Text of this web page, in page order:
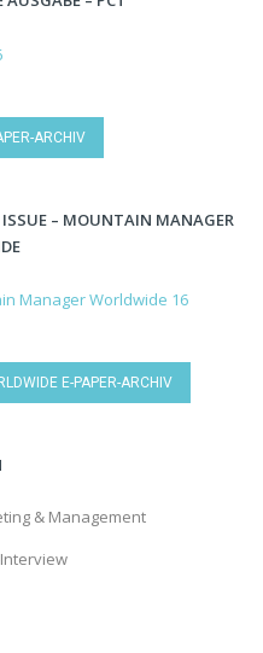
ARCHIV
ISSUE – MOUNTAIN MANAGER
E-PAPER-ARCHIV
& Management